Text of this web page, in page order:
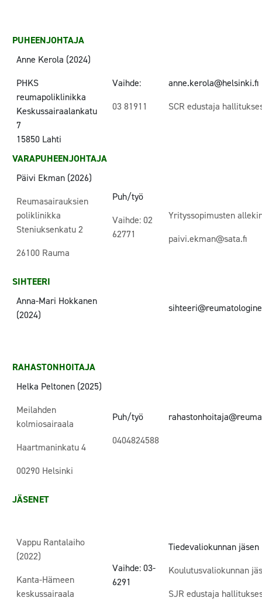
PUHEENJOHTAJA
Anne Kerola (2024)
PHKS
reumapoliklinikka
Keskussairaalankatu
7
15850 Lahti
Vaihde:
03 81911
anne.kerola@helsinki.fi
SCR edustaja
VARAPUHEENJOHTAJA
Päivi Ekman (2026)
Reumasairauksien
poliklinikka
Steniuksenkatu 2
26100 Rauma
Puh/työ
Vaihde: 02
62771
Yrityssopimusten
paivi.ekman@sata.fi
SIHTEERI
Anna-Mari Hokkanen
(2024)
RAHASTONHOITAJA
Helka Peltonen (2025)
Meilahden
kolmiosairaala
Haartmaninkatu 4
00290 Helsinki
Puh/työ
0404824588
JÄSENET
Vappu Rantalaiho
(2022)
Kanta-Hämeen
keskussairaala
Vaihde: 03-
6291
Tiedevaliokunnan jäsen
Koulutusvaliokunnan
SJR edustaja